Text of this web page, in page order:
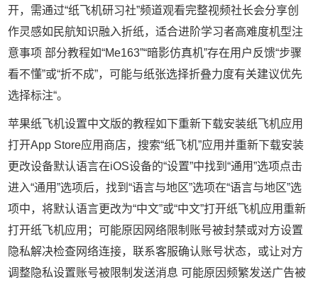
开，需通过“纸飞机研习社”频道观看完整视频社长会分享创
作灵感如民航知识融入折纸，适合进阶学习者高难度机型注
意事项 部分教程如“Me163”“暗影仿真机”存在用户反馈“步骤
看不懂”或“折不成”，可能与纸张选择折叠力度有关建议优先
选择标注“。
苹果纸飞机设置中文版的教程如下重新下载安装纸飞机应用
打开App Store应用商店，搜索“纸飞机”应用并重新下载安装
更改设备默认语言在iOS设备的“设置”中找到“通用”选项点击
进入“通用”选项后，找到“语言与地区”选项在“语言与地区”选
项中，将默认语言更改为“中文”或“中文”打开纸飞机应用重新
打开纸飞机应用；可能原因网络限制账号被封禁或对方设置
隐私解决检查网络连接，联系客服确认账号状态，或让对方
调整隐私设置账号被限制发送消息 可能原因频繁发送广告被